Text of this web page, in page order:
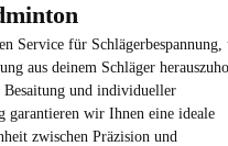
Service für Schlägerbespannung,
aus deinem Schläger
und individueller
garantieren wir Ihnen eine ideale
zwischen Präzision und